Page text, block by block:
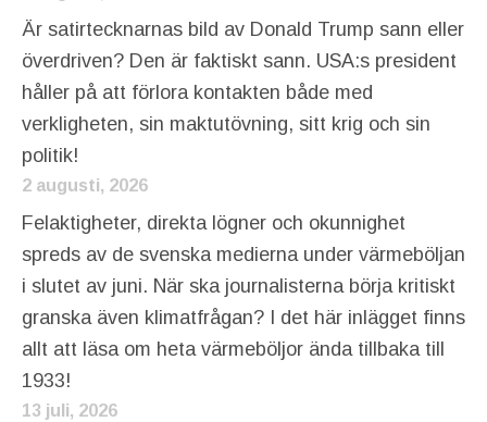
Är satirtecknarnas bild av Donald Trump sann eller
överdriven? Den är faktiskt sann. USA:s president
håller på att förlora kontakten både med
verkligheten, sin maktutövning, sitt krig och sin
politik!
2 augusti, 2026
Felaktigheter, direkta lögner och okunnighet
spreds av de svenska medierna under värmeböljan
i slutet av juni. När ska journalisterna börja kritiskt
granska även klimatfrågan? I det här inlägget finns
allt att läsa om heta värmeböljor ända tillbaka till
1933!
13 juli, 2026